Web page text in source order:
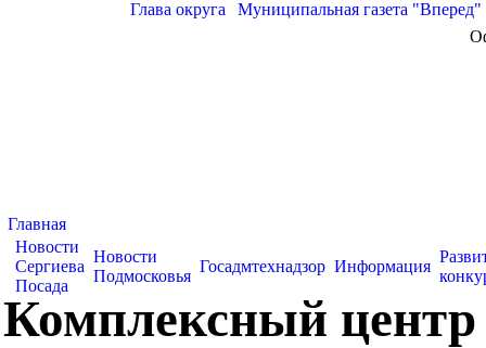
Глава округа Муниципальная газета "Вперед"
Главная
Новости
Сергиева
Посада
Новости
Подмосковья
Госадмтехнадзор Информация
Комплексный центр